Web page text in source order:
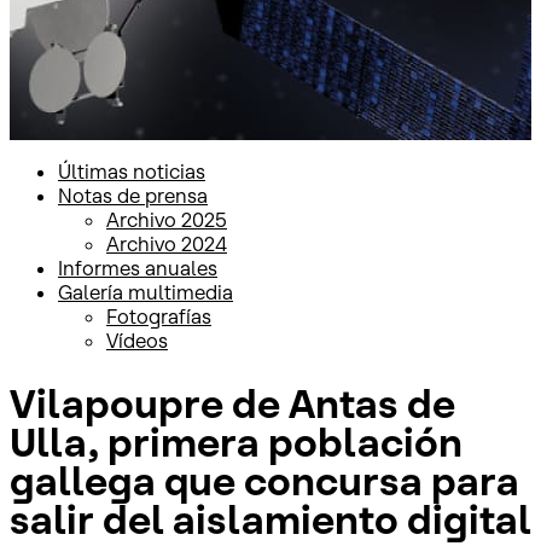
Últimas noticias
Notas de prensa
Archivo 2025
Archivo 2024
Informes anuales
Galería multimedia
Fotografías
Vídeos
Vilapoupre de Antas de
Ulla, primera población
gallega que concursa para
salir del aislamiento digital